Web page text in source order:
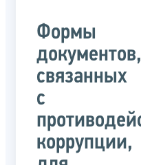
Формы
документов,
связанных
с
коррупции,